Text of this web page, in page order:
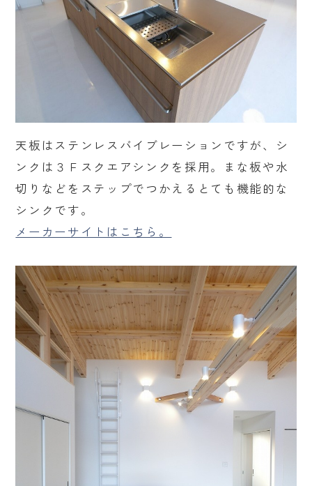
天板はステンレスバイブレーションですが、シ
ンクは３Ｆスクエアシンクを採用。まな板や水
切りなどをステップでつかえるとても機能的な
シンクです。
メーカーサイトはこちら。